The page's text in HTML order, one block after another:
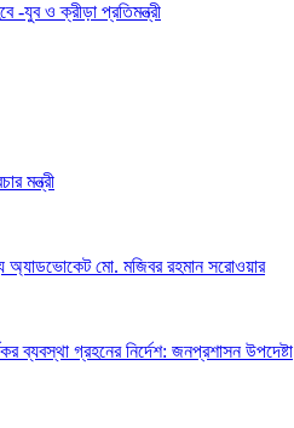
-যুব ও ক্রীড়া প্রতিমন্ত্রী
মন্ত্রী
অ্যাডভোকেট মো. মজিবর রহমান সরোওয়ার
ব্যবস্থা গ্রহনের নির্দেশ: জনপ্রশাসন উপদেষ্টা